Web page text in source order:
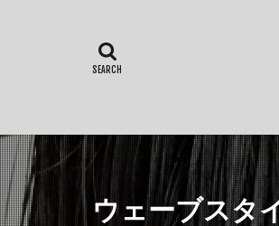
ウェーブスタ